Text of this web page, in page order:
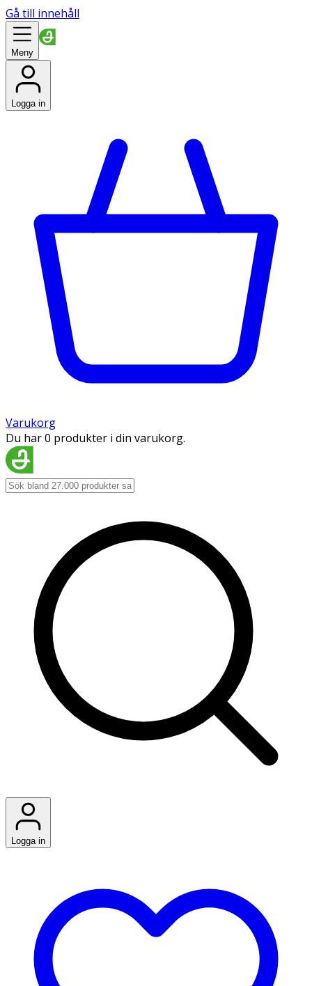
Gå till innehåll
Meny
Logga in
Varukorg
Du har 0 produkter i din varukorg.
Logga in